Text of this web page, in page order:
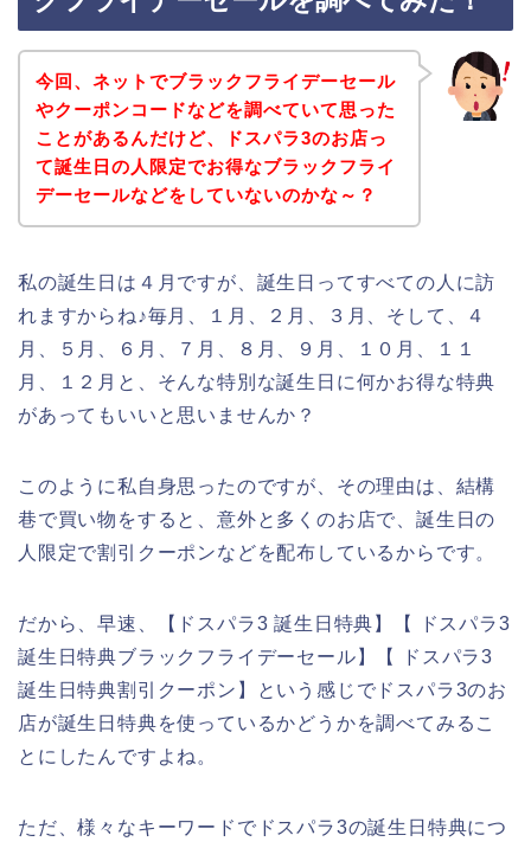
今回、ネットでブラックフライデーセール
やクーポンコードなどを調べていて思った
ことがあるんだけど、ドスパラ3のお店っ
て誕生日の人限定でお得なブラックフライ
デーセールなどをしていないのかな～？
私の誕生日は４月ですが、誕生日ってすべての人に訪
れますからね♪毎月、１月、２月、３月、そして、４
月、５月、６月、７月、８月、９月、１０月、１１
月、１２月と、そんな特別な誕生日に何かお得な特典
があってもいいと思いませんか？
このように私自身思ったのですが、その理由は、結構
巷で買い物をすると、意外と多くのお店で、誕生日の
人限定で割引クーポンなどを配布しているからです。
だから、早速、【ドスパラ3 誕生日特典】【 ドスパラ3
誕生日特典ブラックフライデーセール】【 ドスパラ3
誕生日特典割引クーポン】という感じでドスパラ3のお
店が誕生日特典を使っているかどうかを調べてみるこ
とにしたんですよね。
ただ、様々なキーワードでドスパラ3の誕生日特典につ